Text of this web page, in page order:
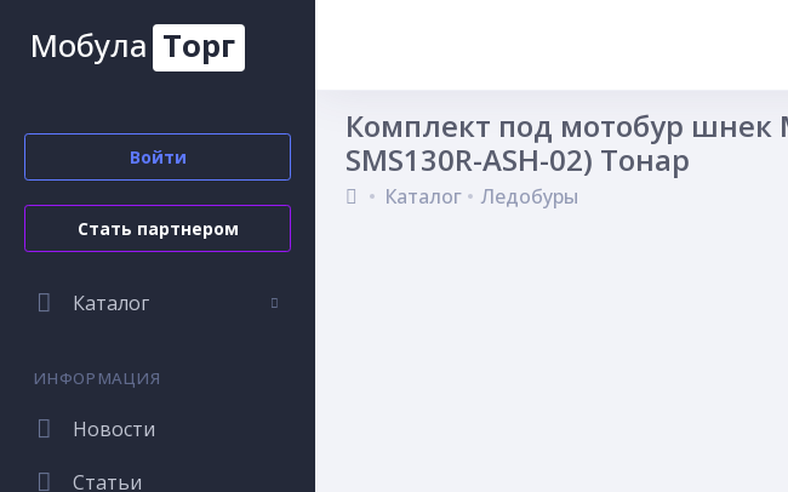
Мобула Торг
Войти
Стать партнером
Каталог
ИНФОРМАЦИЯ
Новости
Статьи
Комплект под мотобур шнек
SMS130R-ASH-02) Тонар
Каталог Ледобуры